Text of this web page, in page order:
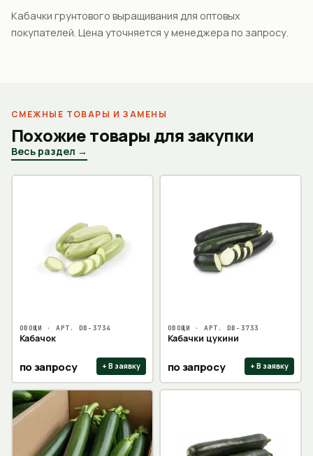
Кабачки грунтового выращивания для оптовых
покупателей. Цена уточняется у менеджера по запросу.
СМЕЖНЫЕ ТОВАРЫ И ЗАМЕНЫ
Похожие товары для закупки
Весь раздел →
ОВОЩИ · АРТ. DB-3734
Кабачок
по запросу + В заявку
ОВОЩИ · АРТ. DB-3733
Кабачки цукини
по запросу + В заявку